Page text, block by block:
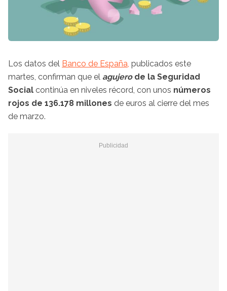
Los datos del Banco de España, publicados este
martes, confirman que el agujero de la Seguridad
Social continúa en niveles récord, con unos números
rojos de 136.178 millones de euros al cierre del mes
de marzo.